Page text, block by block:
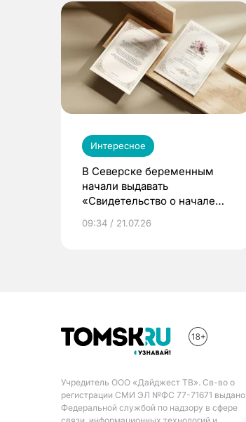
Интересное
В Северске беременным
начали выдавать
«Свидетельство о начале
09:34 / 21.07.26
Учредитель ООО «Дайджест ТВ». Св-во о
регистрации СМИ ЭЛ №ФС 77-71671 выдано
Федеральной службой по надзору в сфере